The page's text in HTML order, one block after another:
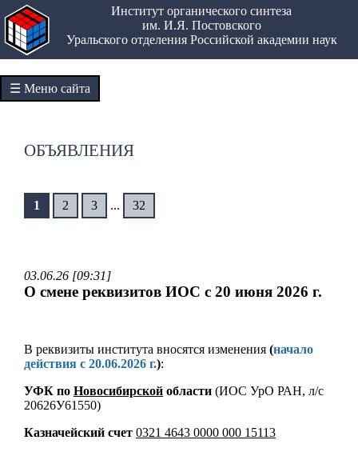
Институт органического синтеза
им. И.Я. Постовского
Уральского отделения Российской академии наук
☰ Меню сайта
ОБЪЯВЛЕНИЯ
1 2 3 ... 32
03.06.26 [09:31]
О смене реквизитов ИОС с 20 июня 2026 г.
В реквизиты института вносятся изменения (начало
действия с 20.06.2026 г.):
УФК по Новосибирской области (ИОС УрО РАН, л/с
20626У61550)
Казначейский счет 0321 4643 0000 000 15113